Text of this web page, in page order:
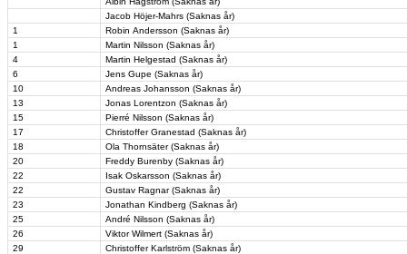
Jacob Höjer-Mahrs (Saknas år)
1
Robin Andersson (Saknas år)
1
Martin Nilsson (Saknas år)
4
Martin Helgestad (Saknas år)
6
Jens Gupe (Saknas år)
10
Andreas Johansson (Saknas år)
13
Jonas Lorentzon (Saknas år)
15
Pierré Nilsson (Saknas år)
17
Christoffer Granestad (Saknas år)
18
Ola Thornsäter (Saknas år)
20
Freddy Burenby (Saknas år)
22
Isak Oskarsson (Saknas år)
22
Gustav Ragnar (Saknas år)
23
Jonathan Kindberg (Saknas år)
25
André Nilsson (Saknas år)
26
Viktor Wilmert (Saknas år)
29
Christoffer Karlström (Saknas år)